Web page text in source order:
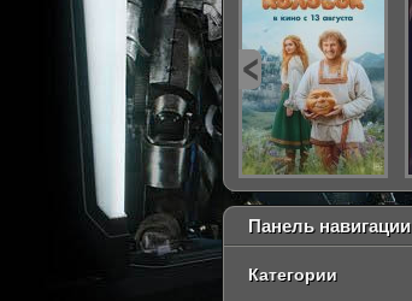
Панель навигации
Категории